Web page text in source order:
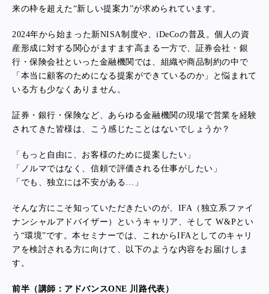
来の枠を超えた“新しい提案力”が求められています。
2024年から始まった新NISA制度や、iDeCoの普及。個人の資
産形成に対する関心がますます高まる一方で、証券会社・銀
行・保険会社といった金融機関では、組織や商品制約の中で
「本当に顧客のためになる提案ができているのか」と悩まれて
いる方も少なくありません。
証券・銀行・保険など、あらゆる金融機関の現場で営業を経験
されてきた皆様は、こう感じたことはないでしょうか？
「もっと自由に、お客様のために提案したい」
「ノルマではなく、信頼で評価される仕事がしたい」
「でも、独立には不安がある…」
そんな方にこそ知っていただきたいのが、IFA（独立系ファイ
ナンシャルアドバイザー）というキャリア、そして W&Pとい
う“環境”です。本セミナーでは、これからIFAとしてのキャリ
アを検討される方に向けて、以下のような内容をお届けしま
す。
前半（講師：アドバンスONE 川路代表）